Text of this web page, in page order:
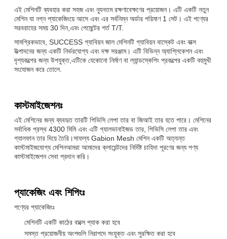
এই মেশিনটি ব্যবহার করা সহজ এবং ন্যূনতম রক্ষণাবেক্ষণের প্রয়োজন। এটি একটি নতুন
মেশিন যা নগ্ন প্যাকেজিংয়ে আসে এবং এর সর্বনিম্ন অর্ডার পরিমাণ 1 সেট। এই পণ্যের
সরবরাহের সময় 30 দিন,এবং পেমেন্টের শর্ত T/T.
সামগ্রিকভাবে, SUCCESS গ্যাবিয়ন জাল মেশিনটি গ্যাবিয়ন বাস্কেট এবং বাক্স
উত্পাদনের জন্য একটি নির্ভরযোগ্য এবং দক্ষ সরঞ্জাম। এটি বিভিন্ন অ্যাপ্লিকেশন এবং
দৃশ্যকল্পের জন্য উপযুক্ত,এটিকে যেকোনো নির্মাণ বা ল্যান্ডস্কেপিং প্রকল্পের একটি বহুমুখী
সংযোজন করে তোলে.
কাস্টমাইজেশনঃ
এই মেশিনের জন্য ব্যবহৃত তারটি পিভিসি লেপা তার বা জিআই তার হতে পারে। মেশিনের
সর্বাধিক প্রস্থ 4300 মিমি এবং এটি গ্যালভানাইজড তার, পিভিসি লেপা তার এবং
গ্যালফান তার দিয়ে তৈরি।সাফল্য Gabion Mesh মেশিন একটি অত্যন্ত
কাস্টমাইজযোগ্য মেশিনআমরা আমাদের ক্লায়েন্টদের নির্দিষ্ট চাহিদা পূরণের জন্য পণ্য
কাস্টমাইজেশন সেবা প্রদান করি।
প্যাকেজিং এবং শিপিংঃ
পণ্যের প্যাকেজিংঃ
মেশিনটি একটি কাঠের বাক্সে প্যাক করা হবে
সমস্ত প্রয়োজনীয় অংশগুলি নিরাপদে সংযুক্ত এবং সুরক্ষিত করা হবে